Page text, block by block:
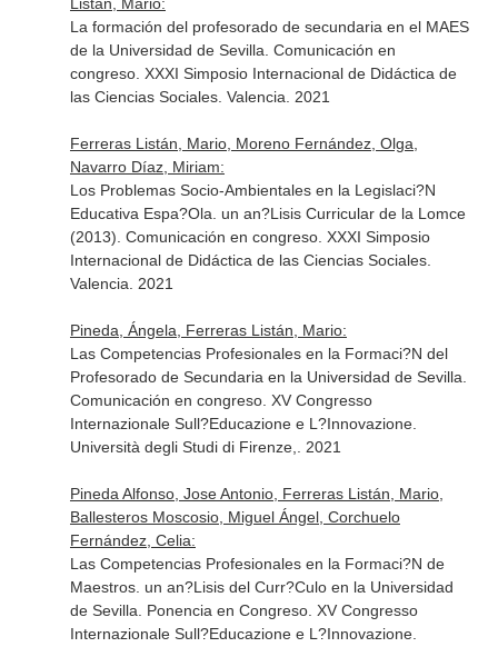
La formación del profesorado de secundaria en el MAES
de la Universidad de Sevilla. Comunicación en
congreso. XXXI Simposio Internacional de Didáctica de
las Ciencias Sociales. Valencia. 2021
Ferreras Listán, Mario, Moreno Fernández, Olga,
Navarro Díaz, Miriam:
Los Problemas Socio-Ambientales en la Legislaci?N
Educativa Espa?Ola. un an?Lisis Curricular de la Lomce
(2013). Comunicación en congreso. XXXI Simposio
Internacional de Didáctica de las Ciencias Sociales.
Valencia. 2021
Pineda, Ángela, Ferreras Listán, Mario:
Las Competencias Profesionales en la Formaci?N del
Profesorado de Secundaria en la Universidad de Sevilla.
Comunicación en congreso. XV Congresso
Internazionale Sull?Educazione e L?Innovazione.
Università degli Studi di Firenze,. 2021
Pineda Alfonso, Jose Antonio, Ferreras Listán, Mario,
Ballesteros Moscosio, Miguel Ángel, Corchuelo
Fernández, Celia:
Las Competencias Profesionales en la Formaci?N de
Maestros. un an?Lisis del Curr?Culo en la Universidad
de Sevilla. Ponencia en Congreso. XV Congresso
Internazionale Sull?Educazione e L?Innovazione.